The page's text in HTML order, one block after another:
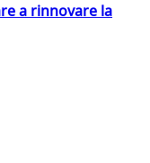
a rinnovare la